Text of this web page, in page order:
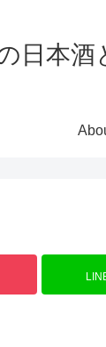
日本酒